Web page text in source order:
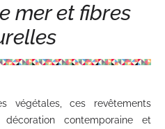
mer et fibres
végétales, ces revêtements
contemporaine et